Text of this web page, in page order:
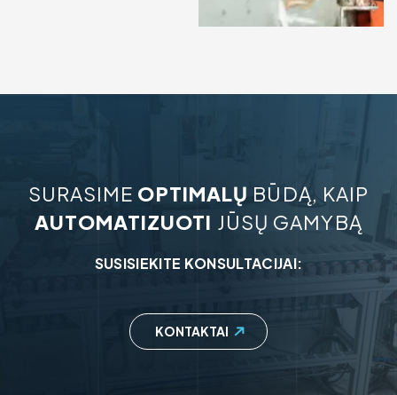
SURASIME OPTIMALŲ BŪDĄ, KAIP
AUTOMATIZUOTI JŪSŲ GAMYBĄ
SUSISIEKITE KONSULTACIJAI:
KONTAKTAI